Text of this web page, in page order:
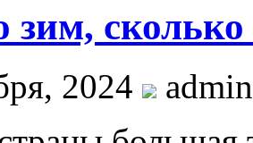
зим,
2024
admin